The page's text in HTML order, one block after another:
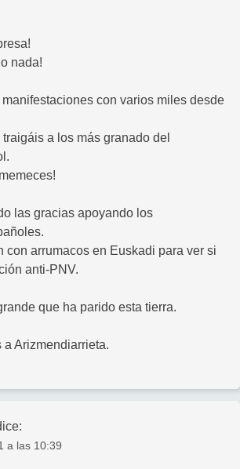
nada!
con varios miles desde
a los más granado del
las gracias apoyando los
con arrumacos en Euskadi para ver si
anti-PNV.
que ha parido esta tierra.
a Arizmendiarrieta.
a las 10:39